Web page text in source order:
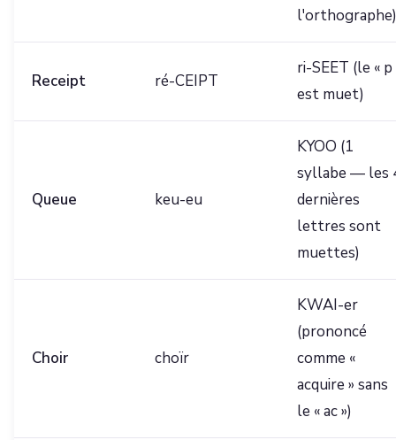
l'orthographe)
Receipt ré-CEIPT
ri-SEET (le « p
est muet)
Queue keu-eu
KYOO (1
syllabe — les
dernières
lettres sont
muettes)
Choir choïr
KWAI-er
(prononcé
comme «
acquire » sans
le « ac »)